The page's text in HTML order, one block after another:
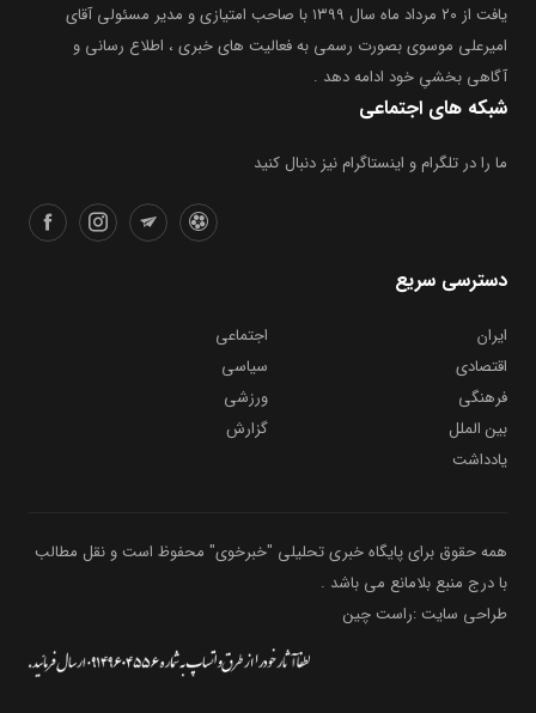
یافت از ۲۰ مرداد ماه سال ۱۳۹۹ با صاحب امتیازی و مدیر مسئولی آقای
امیرعلی موسوی بصورت رسمی به فعالیت های خبری ، اطلاع رسانی و
آگاهی بخشیِ خود ادامه دهد .
شبکه های اجتماعی
ما را در تلگرام و اینستاگرام نیز دنبال کنید
دسترسی سریع
ایران
اجتماعی
اقتصادی
سیاسی
فرهنگی
ورزشی
بین الملل
گزارش
یادداشت
همه حقوق برای پایگاه خبری تحلیلی "خبرخوی" محفوظ است و نقل مطالب
با درج منبع بلامانع می باشد .
طراحی سایت :راست چین